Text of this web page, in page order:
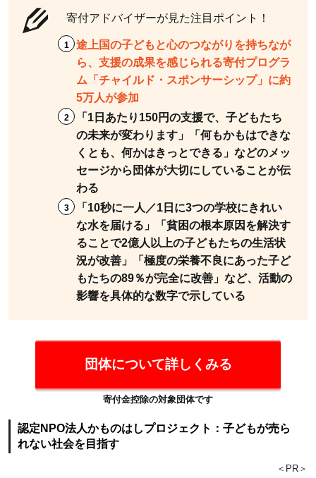
4.2
Q2：
定額
での
寄付
は、
いつ
でも
やめ
られ
る
の？
Q3：
認定
に寄
につ
なが
寄付アドバイザーが見た注目ポイント！
途上国の子どもと心のつながりを持ちなが
ら、支援の成果を感じられる寄付プログラ
ム「チャイルド・スポンサーシップ」に約
5万人が参加
「1日あたり150円の支援で、子どもたち
の未来が変わります」「何もかもはできな
くとも、何かはきっとできる」などのメッ
セージから団体が大切にしていることが伝
わる
「10秒に一人／1日に3つの学校にきれい
な水を届ける」「貧困の根本原因を解決す
ることで2億人以上の子どもたちの生活状
況が改善」「極度の栄養不良にあった子ど
もたちの89％が完全に改善」など、活動の
影響を具体的な数字で示している
団体について詳しくみる
寄付金控除の対象団体です
認定NPO法人かものはしプロジェクト：子どもが売ら
れない社会を目指す
＜PR＞